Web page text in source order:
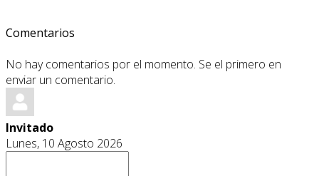
Comentarios
No hay comentarios por el momento. Se el primero en
enviar un comentario.
Invitado
Lunes, 10 Agosto 2026